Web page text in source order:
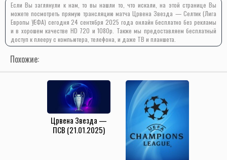
Если Вы заглянули к нам, то вы нашли то, что искали, на этой странице Вы
можете посмотреть прямую трансляцию матча Црвена Звезда — Селтик (Лига
Европы УЕФА) сегодня 24 сентября 2025 года онлайн бесплатно без рекламы
и в хорошем качестве HD 720 и 1080p. Также мы предоставляем бесплатный
доступ к плееру с компьютера, телефона, и даже ТВ и планшета.
Похожие:
Црвена Звезда —
ПСВ (21.01.2025)